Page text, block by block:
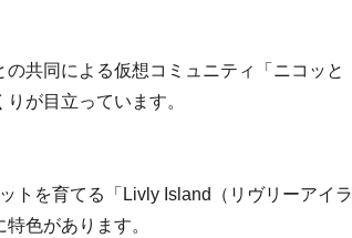
共同による仮想コミュニティ「ニコッと
が目立っています。
トを育てる「Livly Island（リヴリーアイラ
色があります。